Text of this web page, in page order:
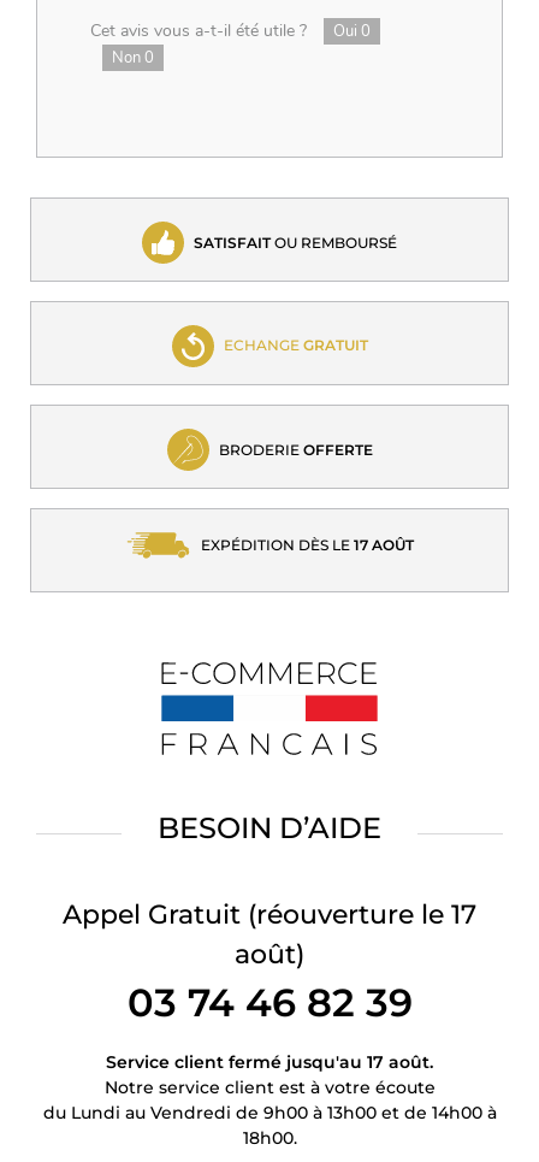
Cet avis vous a-t-il été utile ?
Oui 0
Non0
SATISFAITOU REMBOURSÉ
ECHANGE GRATUIT
BRODERIE OFFERTE
EXPÉDITION DÈS LE 17 AOÛT
BESOIN D’AIDE
Appel Gratuit (réouverture le 17
août)
03 74 46 82 39
Service client fermé jusqu'au 17 août.
Notre service client est à votre écoute
du Lundi au Vendredi de 9h00 à 13h00 et de 14h00 à
18h00.